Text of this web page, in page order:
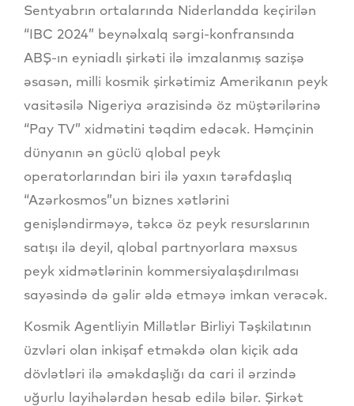
Sentyabrın ortalarında Niderlandda keçirilən
“IBC 2024” beynəlxalq sərgi-konfransında
ABŞ-ın eyniadlı şirkəti ilə imzalanmış sazişə
əsasən, milli kosmik şirkətimiz Amerikanın peyk
vasitəsilə Nigeriya ərazisində öz müştərilərinə
“Pay TV” xidmətini təqdim edəcək. Həmçinin
dünyanın ən güclü qlobal peyk
operatorlarından biri ilə yaxın tərəfdaşlıq
“Azərkosmos”un biznes xətlərini
genişləndirməyə, təkcə öz peyk resurslarının
satışı ilə deyil, qlobal partnyorlara məxsus
peyk xidmətlərinin kommersiyalaşdırılması
sayəsində də gəlir əldə etməyə imkan verəcək.
Kosmik Agentliyin Millətlər Birliyi Təşkilatının
üzvləri olan inkişaf etməkdə olan kiçik ada
dövlətləri ilə əməkdaşlığı da cari il ərzində
uğurlu layihələrdən hesab edilə bilər. Şirkət